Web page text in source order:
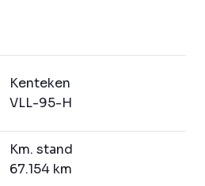
Kenteken
VLL-95-H
Km. stand
67.154 km